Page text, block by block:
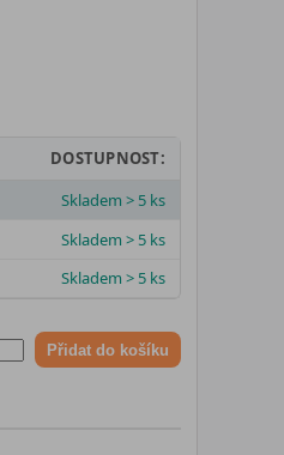
DOSTUPNOST:
Skladem > 5 ks
Skladem > 5 ks
Skladem > 5 ks
Přidat do košíku